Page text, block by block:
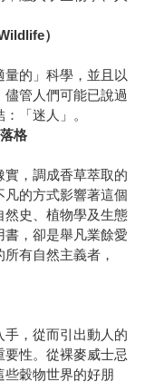
）
的」科學，並且以
管人們可能已說過
「迷人」。
格
，調成香草萃取的
的方式影響著這個
史、植物學及生態
，卻是舉凡業餘愛
有自然主義者，
，從而引出動人的
性。從裸麥威士忌
穀物世界的好朋